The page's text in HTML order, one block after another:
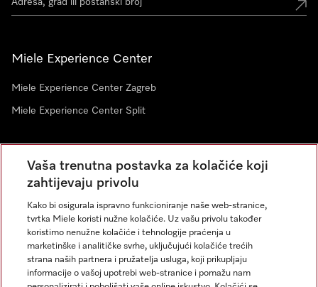
Miele Experience Center
Miele Experience Center Zagreb
Miele Experience Center Split
Newsletter
Vaša trenutna postavka za kolačiće koji
zahtijevaju privolu
Kako bi osigurala ispravno funkcioniranje naše web-stranice,
tvrtka Miele koristi nužne kolačiće. Uz vašu privolu također
koristimo nenužne kolačiće i tehnologije praćenja u
marketinške i analitičke svrhe, uključujući kolačiće trećih
strana naših partnera i pružatelja usluga, koji prikupljaju
informacije o vašoj upotrebi web-stranice i pomažu nam